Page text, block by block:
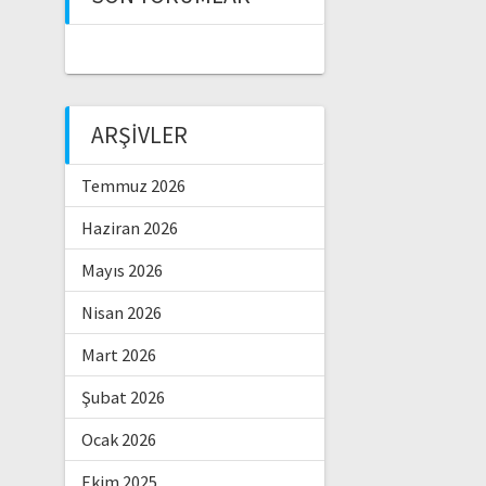
ARŞIVLER
Temmuz 2026
Haziran 2026
Mayıs 2026
Nisan 2026
Mart 2026
Şubat 2026
Ocak 2026